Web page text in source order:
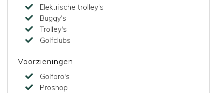
Elektrische trolley's
Buggy's
Trolley's
Golfclubs
Voorzieningen
Golfpro's
Proshop